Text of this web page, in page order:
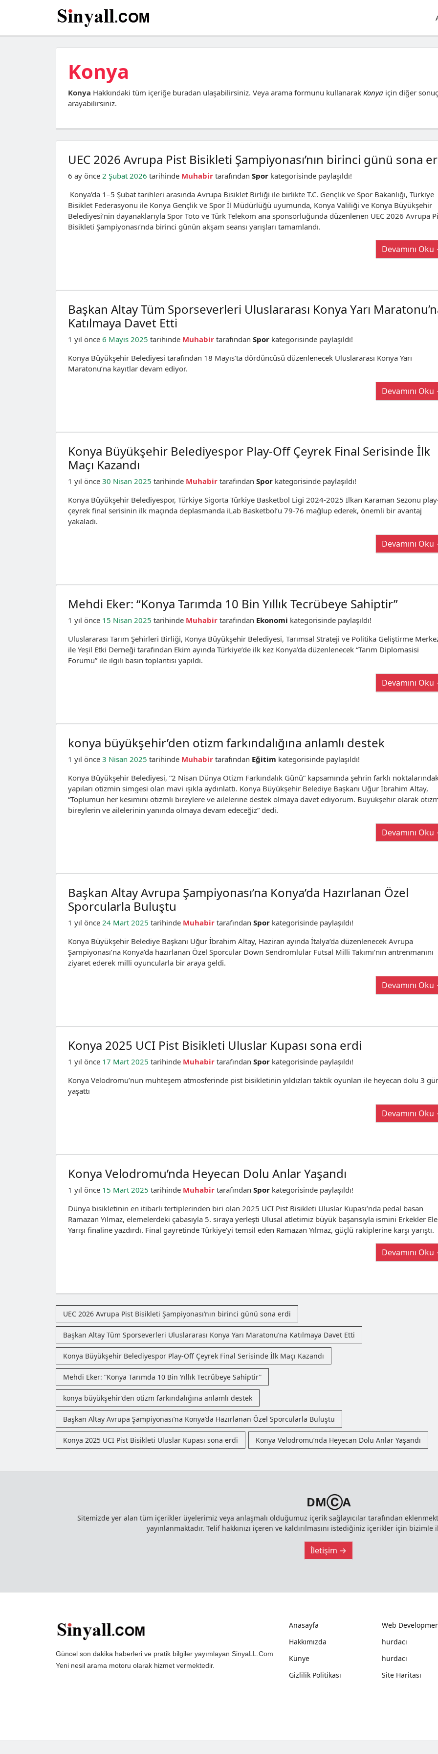
Konya
Konya Hakkındaki tüm içeriğe buradan ulaşabilirsiniz. Veya arama formunu kullanarak Konya için diğer
arayabilirsiniz.
UEC 2026 Avrupa Pist Bisikleti Şampiyonası’nın birinci günü sona
6 ay önce 2 Şubat 2026 tarihinde Muhabir tarafından Spor kategorisinde paylaşıldı!
Konya’da 1–5 Şubat tarihleri arasında Avrupa Bisiklet Birliği ile birlikte T.C. Gençlik ve Spor Bakanlığı, Türkiye
Bisiklet Federasyonu ile Konya Gençlik ve Spor İl Müdürlüğü uyumunda, Konya Valiliği ve Konya Büyükşehir
Belediyesi’nin dayanaklarıyla Spor Toto ve Türk Telekom ana sponsorluğunda düzenlenen UEC 2026 Avrupa
Bisikleti Şampiyonası’nda birinci günün akşam seansı yarışları tamamlandı.
Devamını
Başkan Altay Tüm Sporseverleri Uluslararası Konya Yarı
Katılmaya Davet Etti
1 yıl önce 6 Mayıs 2025 tarihinde Muhabir tarafından Spor kategorisinde paylaşıldı!
Konya Büyükşehir Belediyesi tarafından 18 Mayıs’ta dördüncüsü düzenlenecek Uluslararası Konya Yarı
Maratonu’na kayıtlar devam ediyor.
Devamını
Konya Büyükşehir Belediyespor Play-Off Çeyrek Final Serisinde İlk
Maçı Kazandı
1 yıl önce 30 Nisan 2025 tarihinde Muhabir tarafından Spor kategorisinde paylaşıldı!
Konya Büyükşehir Belediyespor, Türkiye Sigorta Türkiye Basketbol Ligi 2024-2025 İlkan Karaman Sezonu
çeyrek final serisinin ilk maçında deplasmanda iLab Basketbol’u 79-76 mağlup ederek, önemli bir avantaj
yakaladı.
Devamını
Mehdi Eker: “Konya Tarımda 10 Bin Yıllık Tecrübeye Sahiptir”
1 yıl önce 15 Nisan 2025 tarihinde Muhabir tarafından Ekonomi kategorisinde paylaşıldı!
Uluslararası Tarım Şehirleri Birliği, Konya Büyükşehir Belediyesi, Tarımsal Strateji ve Politika Geliştirme
ile Yeşil Etki Derneği tarafından Ekim ayında Türkiye’de ilk kez Konya’da düzenlenecek “Tarım Diplomasisi
Forumu” ile ilgili basın toplantısı yapıldı.
Devamını
konya büyükşehir’den otizm farkındalığına anlamlı destek
1 yıl önce 3 Nisan 2025 tarihinde Muhabir tarafından Eğitim kategorisinde paylaşıldı!
Konya Büyükşehir Belediyesi, “2 Nisan Dünya Otizm Farkındalık Günü” kapsamında şehrin farklı
yapıları otizmin simgesi olan mavi ışıkla aydınlattı. Konya Büyükşehir Belediye Başkanı Uğur İbrahim Altay,
“Toplumun her kesimini otizmli bireylere ve ailelerine destek olmaya davet ediyorum. Büyükşehir olarak
bireylerin ve ailelerinin yanında olmaya devam edeceğiz” dedi.
Devamını
Başkan Altay Avrupa Şampiyonası’na Konya’da Hazırlanan Özel
Sporcularla Buluştu
1 yıl önce 24 Mart 2025 tarihinde Muhabir tarafından Spor kategorisinde paylaşıldı!
Konya Büyükşehir Belediye Başkanı Uğur İbrahim Altay, Haziran ayında İtalya’da düzenlenecek Avrupa
Şampiyonası’na Konya’da hazırlanan Özel Sporcular Down Sendromlular Futsal Milli Takımı’nın antrenmanını
ziyaret ederek milli oyuncularla bir araya geldi.
Devamını
Konya 2025 UCI Pist Bisikleti Uluslar Kupası sona erdi
1 yıl önce 17 Mart 2025 tarihinde Muhabir tarafından Spor kategorisinde paylaşıldı!
Konya Velodromu’nun muhteşem atmosferinde pist bisikletinin yıldızları taktik oyunları ile heyecan dolu 3
yaşattı
Devamını
Konya Velodromu’nda Heyecan Dolu Anlar Yaşandı
1 yıl önce 15 Mart 2025 tarihinde Muhabir tarafından Spor kategorisinde paylaşıldı!
Dünya bisikletinin en itibarlı tertiplerinden biri olan 2025 UCI Pist Bisikleti Uluslar Kupası’nda pedal basan
Ramazan Yılmaz, elemelerdeki çabasıyla 5. sıraya yerleşti Ulusal atletimiz büyük başarısıyla ismini Erkekler
Yarışı finaline yazdırdı. Final gayretinde Türkiye’yi temsil eden Ramazan Yılmaz, güçlü rakiplerine karşı yarıştı.
Devamını
UEC 2026 Avrupa Pist Bisikleti Şampiyonası’nın birinci günü sona erdi
Başkan Altay Tüm Sporseverleri Uluslararası Konya Yarı Maratonu’na Katılmaya Davet Etti
Konya Büyükşehir Belediyespor Play-Off Çeyrek Final Serisinde İlk Maçı Kazandı
Mehdi Eker: “Konya Tarımda 10 Bin Yıllık Tecrübeye Sahiptir”
konya büyükşehir’den otizm farkındalığına anlamlı destek
Başkan Altay Avrupa Şampiyonası’na Konya’da Hazırlanan Özel Sporcularla Buluştu
Konya 2025 UCI Pist Bisikleti Uluslar Kupası sona erdi Konya Velodromu’nda Heyecan Dolu Anlar Yaşandı
DMⒸA
Sitemizde yer alan tüm içerikler üyelerimiz veya anlaşmalı olduğumuz içerik sağlayıcılar tarafından
yayınlanmaktadır. Telif hakkınızı içeren ve kaldırılmasını istediğiniz içerikler için
İletişim →
Güncel son dakika haberleri ve pratik bilgiler yayımlayan SinyaLL.Com
Yeni nesil arama motoru olarak hizmet vermektedir.
Anasayfa
Hakkımızda
Künye
Gizlilik Politikası
Web
hurdacı
hurdacı
Site Haritası